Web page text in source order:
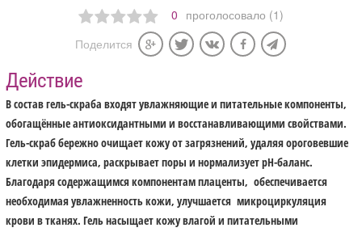
0 проголосовало (1)
Поделится
Действие
В состав гель-скраба входят увлажняющие и питательные компоненты,
обогащённые антиоксидантными и восстанавливающими свойствами.
Гель-скраб бережно очищает кожу от загрязнений, удаляя ороговевшие
клетки эпидермиса, раскрывает поры и нормализует pH-баланс.
Благодаря содержащимся компонентам плаценты, обеспечивается
необходимая увлажненность кожи, улучшается микроциркуляция
крови в тканях. Гель насыщает кожу влагой и питательными